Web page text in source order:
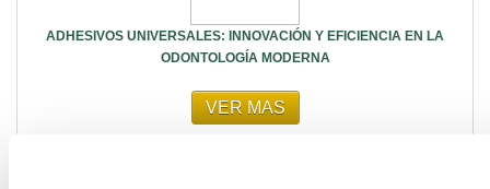
ADHESIVOS UNIVERSALES: INNOVACIÓN Y EFICIENCIA EN LA
ODONTOLOGÍA MODERNA
VER MAS